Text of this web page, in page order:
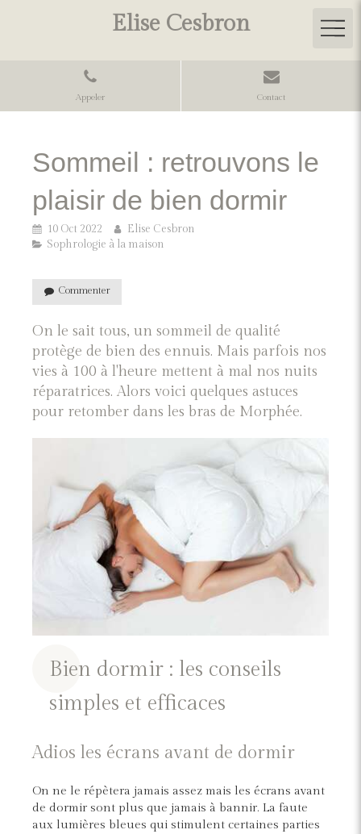
Elise Cesbron
Appeler Contact
Sommeil : retrouvons le
plaisir de bien dormir
10 Oct 2022
Elise Cesbron
Sophrologie à la maison
Commenter
On le sait tous, un sommeil de qualité
protège de bien des ennuis. Mais parfois nos
vies à 100 à l'heure mettent à mal nos nuits
réparatrices. Alors voici quelques astuces
pour retomber dans les bras de Morphée.
Bien dormir : les conseils
simples et efficaces
Adios les écrans avant de dormir
On ne le répètera jamais assez mais les écrans avant
de dormir sont plus que jamais à bannir. La faute
aux lumières bleues qui stimulent certaines parties